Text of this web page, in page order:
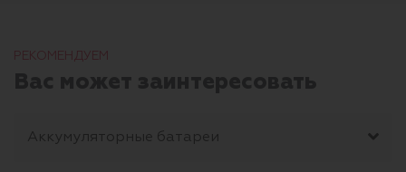
РЕКОМЕНДУЕМ
Аккумуляторные батареи